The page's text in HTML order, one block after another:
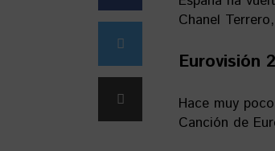
Chanel
Eurovisión
Hace muy
Canción de